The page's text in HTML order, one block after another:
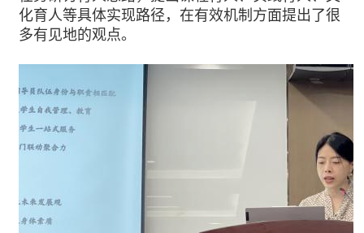
化育人等具体实现路径，在有效机制方面提出了很
多有见地的观点。